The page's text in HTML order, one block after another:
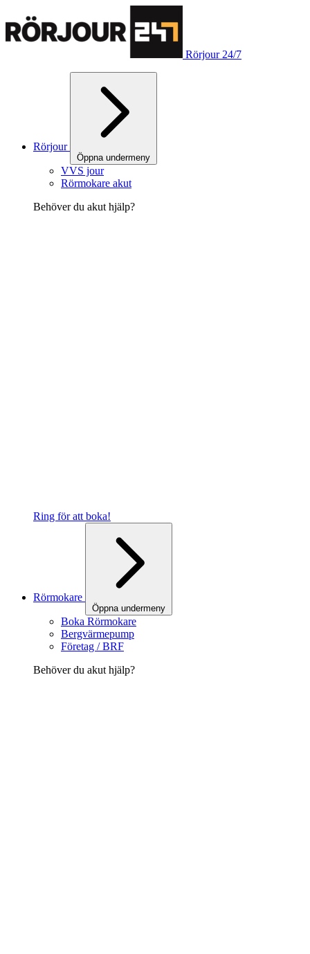
Rörjour 24/7
Rörjour
Öppna undermeny
VVS jour
Rörmokare akut
Behöver du akut hjälp?
Ring för att boka!
Rörmokare
Öppna undermeny
Boka Rörmokare
Bergvärmepump
Företag / BRF
Behöver du akut hjälp?